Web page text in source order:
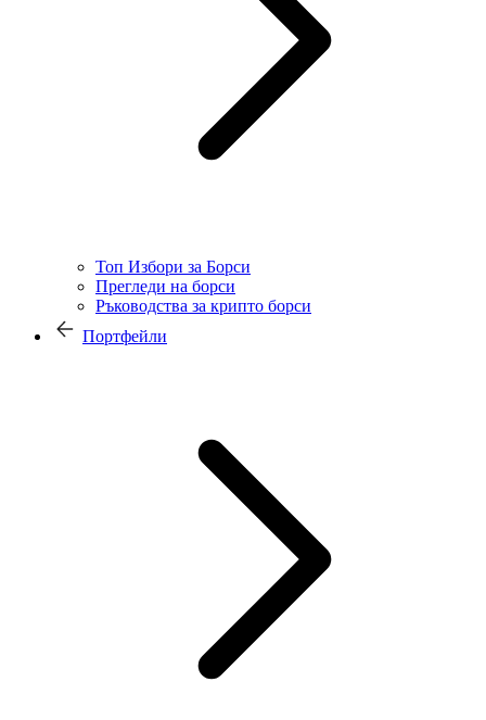
Топ Избори за Борси
Прегледи на борси
Ръководства за крипто борси
Портфейли